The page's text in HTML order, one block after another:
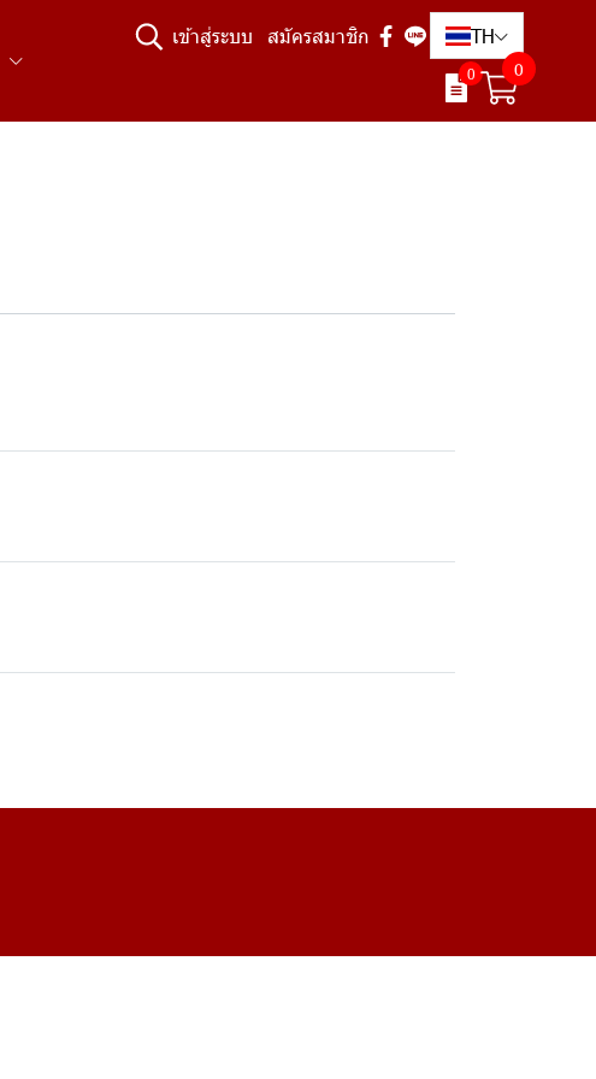
เข้าสู่ระบบ สมัครสมาชิก TH
0 0